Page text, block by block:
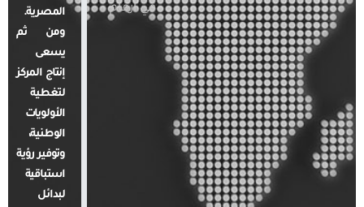
في أرقام
المصرية.
ومن ثم
يسعى
إنتاج المركز
لتغطية
الأولويات
الوطنية،
وتوفير رؤية
استباقية
لبدائل